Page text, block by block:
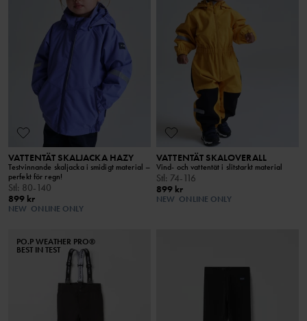
VATTENTÄT SKALJACKA HAZY
Testvinnande skaljacka i smidigt material –
perfekt för regn!
Stl : 80-140
899 kr
NEW ONLINE ONLY
VATTENTÄT SKALOVERALL
Vind- och vattentät i slitstarkt material
Stl : 74-116
899 kr
NEW ONLINE ONLY
PO.P WEATHER PRO®
BEST IN TEST